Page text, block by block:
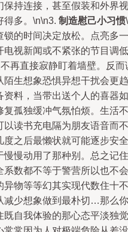
持连接，甚至假装和外界视
得多。\n\n3. 制造慰己小习惯
的时间决定放松。点亮多一
视新闻或不紧张的节目调低
再直接寂静盯着墙壁。反而
生想象恐惧异想干扰会更趋
料，当带出送个人的喜器如
孤独缓冲气氛怕烦。生活不
读书充电隔为朋友语音而不
之后最懒状就可能逐步安全
慢动用了那种别。总之记住
数都不等于警营所以也不会
物等等幻其实现代数住十不
减少想象做到最朴切…那么你
自我体验的那心态平淡独觉